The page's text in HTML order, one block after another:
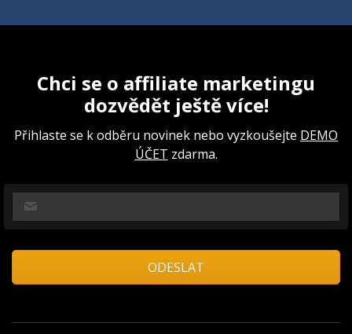
Chci se o affiliate marketingu
dozvědět ještě více!
Přihlaste se k odběru novinek nebo vyzkoušejte DEMO
ÚČET zdarma.